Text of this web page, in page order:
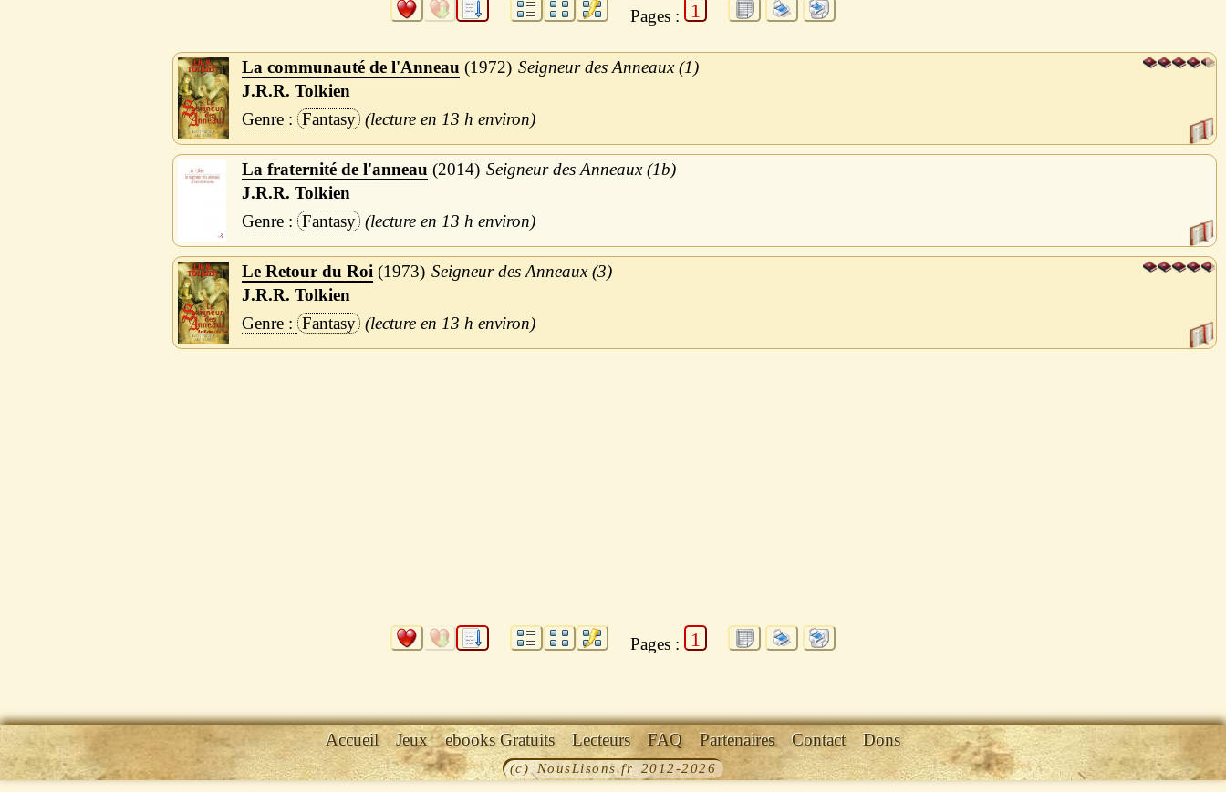
Pages : 1
La communauté de l'Anneau 1972
Seigneur des Anneaux (1)
J.R.R. Tolkien
Fantasy
13 h
La fraternité de l'anneau 2014
Seigneur des Anneaux (1b)
J.R.R. Tolkien
Fantasy
13 h
Le Retour du Roi 1973
Seigneur des Anneaux (3)
J.R.R. Tolkien
Fantasy
13 h
Pages : 1
Accueil Jeux ebooks Gratuits Lecteurs FAQ Partenaires Contact Dons
(c) NousLisons.fr 2012-2026